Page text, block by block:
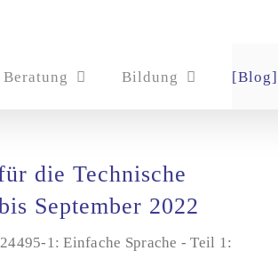
Beratung Bildung [Blog]
die Technische
September 2022
1: Einfache Sprache - Teil 1: